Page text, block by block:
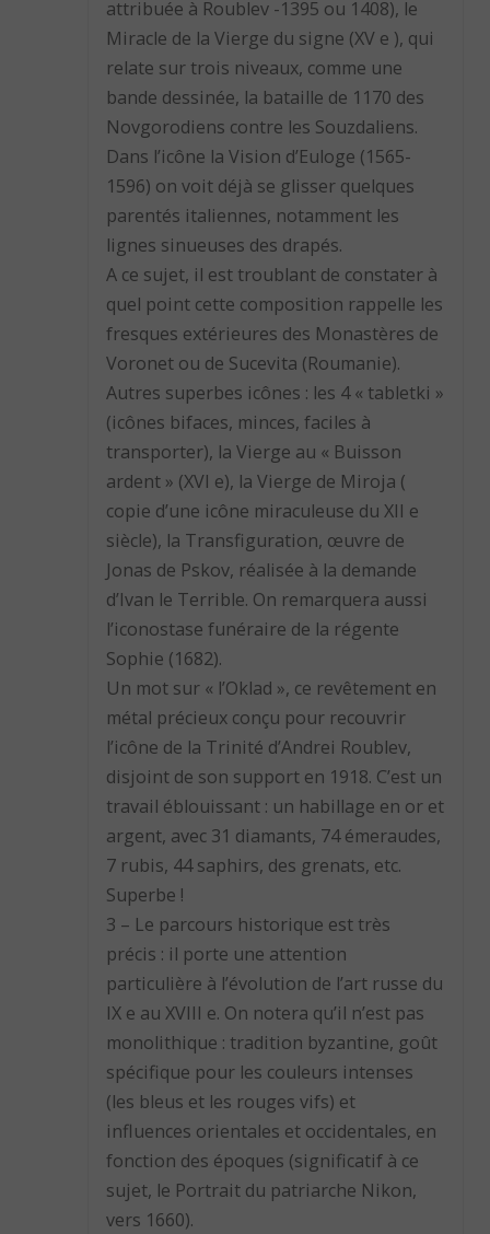
attribuée à Roublev -1395 ou 1408), le
Miracle de la Vierge du signe (XV e ), qui
relate sur trois niveaux, comme une
bande dessinée, la bataille de 1170 des
Novgorodiens contre les Souzdaliens.
Dans l’icône la Vision d’Euloge (1565-
1596) on voit déjà se glisser quelques
parentés italiennes, notamment les
lignes sinueuses des drapés.
A ce sujet, il est troublant de constater à
quel point cette composition rappelle les
fresques extérieures des Monastères de
Voronet ou de Sucevita (Roumanie).
Autres superbes icônes : les 4 « tabletki »
(icônes bifaces, minces, faciles à
transporter), la Vierge au « Buisson
ardent » (XVI e), la Vierge de Miroja (
copie d’une icône miraculeuse du XII e
siècle), la Transfiguration, œuvre de
Jonas de Pskov, réalisée à la demande
d’Ivan le Terrible. On remarquera aussi
l’iconostase funéraire de la régente
Sophie (1682).
Un mot sur « l’Oklad », ce revêtement en
métal précieux conçu pour recouvrir
l’icône de la Trinité d’Andrei Roublev,
disjoint de son support en 1918. C’est un
travail éblouissant : un habillage en or et
argent, avec 31 diamants, 74 émeraudes,
7 rubis, 44 saphirs, des grenats, etc.
Superbe !
3 – Le parcours historique est très
précis : il porte une attention
particulière à l’évolution de l’art russe du
IX e au XVIII e. On notera qu’il n’est pas
monolithique : tradition byzantine, goût
spécifique pour les couleurs intenses
(les bleus et les rouges vifs) et
influences orientales et occidentales, en
fonction des époques (significatif à ce
sujet, le Portrait du patriarche Nikon,
vers 1660).